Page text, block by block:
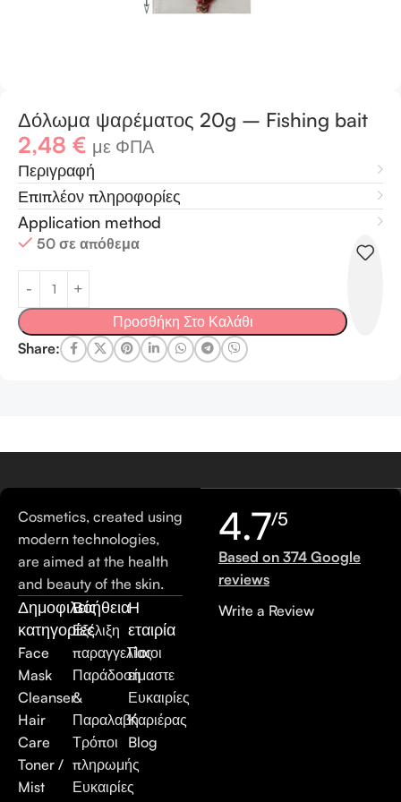
Δόλωμα ψαρέματος 20g – Fishing bait
2,48 € με ΦΠΑ
Περιγραφή
Επιπλέον πληροφορίες
Application method
50 σε απόθεμα
Προσθήκη Στο Καλάθι
Share:
Cosmetics, created using
modern technologies,
are aimed at the health
and beauty of the skin.
Δημοφιλείς
κατηγορίες
Face
Mask
Cleanser
Hair
Care
Toner /
Mist
Βοήθεια
Εξέλιξη
παραγγελίας
Παράδοση
&
Παραλαβή
Τρόποι
πληρωμής
Ευκαιρίες
Η
εταιρία
Ποιοι
είμαστε
Ευκαιρίες
Καριέρας
Blog
4.7/5
Based on 374 Google
reviews
Write a Review